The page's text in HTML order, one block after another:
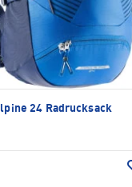
24 Radrucksack